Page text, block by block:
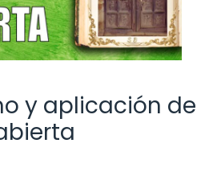
y aplicación de